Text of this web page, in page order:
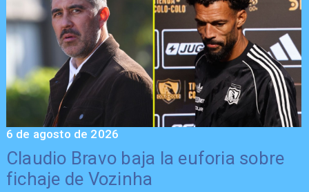
Claudio Bravo baja la euforia sobre
fichaje de Vozinha
6 de agosto de 2026